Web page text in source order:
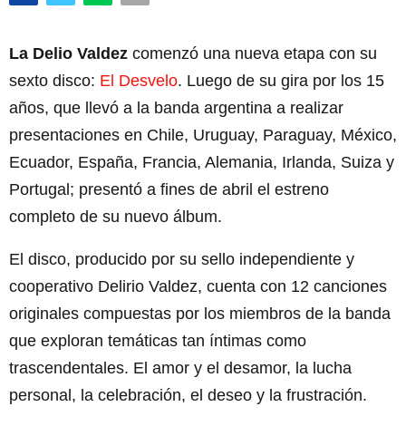
La Delio Valdez comenzó una nueva etapa con su
sexto disco: El Desvelo. Luego de su gira por los 15
años, que llevó a la banda argentina a realizar
presentaciones en Chile, Uruguay, Paraguay, México,
Ecuador, España, Francia, Alemania, Irlanda, Suiza y
Portugal; presentó a fines de abril el estreno
completo de su nuevo álbum.
El disco, producido por su sello independiente y
cooperativo Delirio Valdez, cuenta con 12 canciones
originales compuestas por los miembros de la banda
que exploran temáticas tan íntimas como
trascendentales. El amor y el desamor, la lucha
personal, la celebración, el deseo y la frustración.